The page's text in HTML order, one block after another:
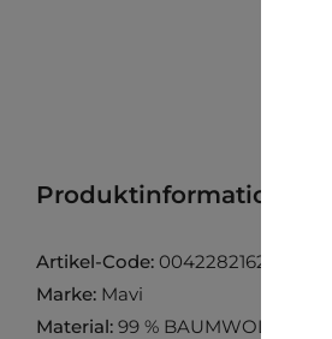
Produktinformation
Artikel-Code: 0042282162
Marke: Mavi
Material: 99 % BAUMWOLLE, 1 %